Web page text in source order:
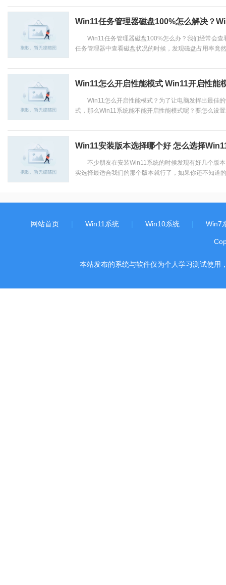
Win11任务管理器磁盘100%怎么解决？
Win11任务管理器磁盘100%怎么办？我们经常会查
任务管理器中查看磁盘状况的时候，发现磁盘占用率竟
Win11怎么开启性能模式 Win11开启性能
Win11怎么开启性能模式？为了让电脑发挥出最佳的
式，那么Win11系统能不能开启性能模式呢？要怎么设
Win11安装版本选择哪个好 怎么选择
不少朋友在安装Win11系统的时候发现有好几个版本
实选择最适合我们的那个版本就行了，如果你还不知道
网站首页 Win11系统 Win10系统 Win7
本站发布的系统与软件仅为个人学习测试使用